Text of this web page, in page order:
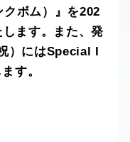
ボム）』を202
ます。また、発
）にはSpecial I
す。